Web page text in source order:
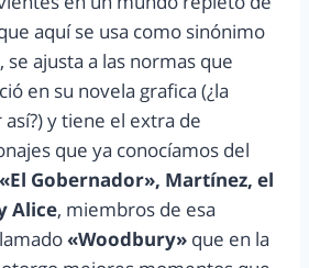
aquí se usa como sinónimo
se ajusta a las normas que
en su novela grafica (¿la
y tiene el extra de
que ya conocíamos del
«El Gobernador», Martínez, el
Alice, miembros de esa
«Woodbury» que en la